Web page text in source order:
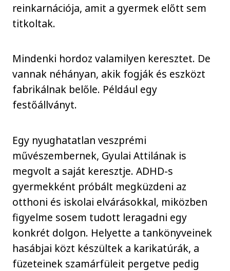
reinkarnációja, amit a gyermek előtt sem
titkoltak.
Mindenki hordoz valamilyen keresztet. De
vannak néhányan, akik fogják és eszközt
fabrikálnak belőle. Például egy
festőállványt.
Egy nyughatatlan veszprémi
művészembernek, Gyulai Attilának is
megvolt a saját keresztje. ADHD-s
gyermekként próbált megküzdeni az
otthoni és iskolai elvárásokkal, miközben
figyelme sosem tudott leragadni egy
konkrét dolgon. Helyette a tankönyveinek
hasábjai közt készültek a karikatúrák, a
füzeteinek szamárfüleit pergetve pedig